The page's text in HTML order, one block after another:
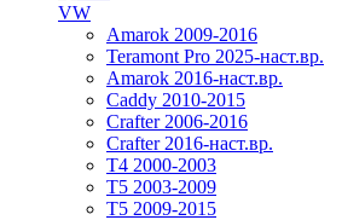
VW
Amarok 2009-2016
Teramont Pro 2025-наст.вр.
Amarok 2016-наст.вр.
Caddy 2010-2015
Crafter 2006-2016
Crafter 2016-наст.вр.
T4 2000-2003
T5 2003-2009
T5 2009-2015